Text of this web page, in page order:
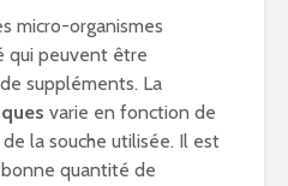
micro-organismes
qui peuvent être
suppléments. La
varie en fonction de
la souche utilisée. Il est
quantité de